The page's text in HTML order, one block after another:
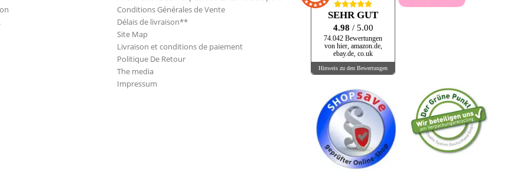
Conditions Générales de Vente
Délais de livraison**
Site Map
Livraison et conditions de paiement
Politique De Retour
The media
Impressum
SEHR GUT
4.98 / 5.00
74.042 Bewertungen
von hier, amazon.de,
ebay.de, co.uk
Hinweis zu den Bewertungen